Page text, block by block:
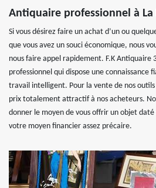
Antiquaire professionnel à La
Si vous désirez faire un achat d’un ou
que vous avez un souci économique, nous
nous faire appel rapidement. F.K Antiquaire
professionnel qui dispose une connaissance
travail intelligent. Pour la vente de nos outils
prix totalement attractif à nos acheteurs.
donner le moyen de vous offrir un objet
votre moyen financier assez précaire.